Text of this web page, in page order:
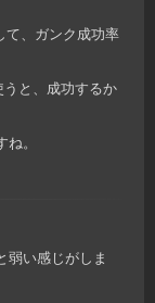
て、ガンク成功率
と、成功するか
。
弱い感じがしま